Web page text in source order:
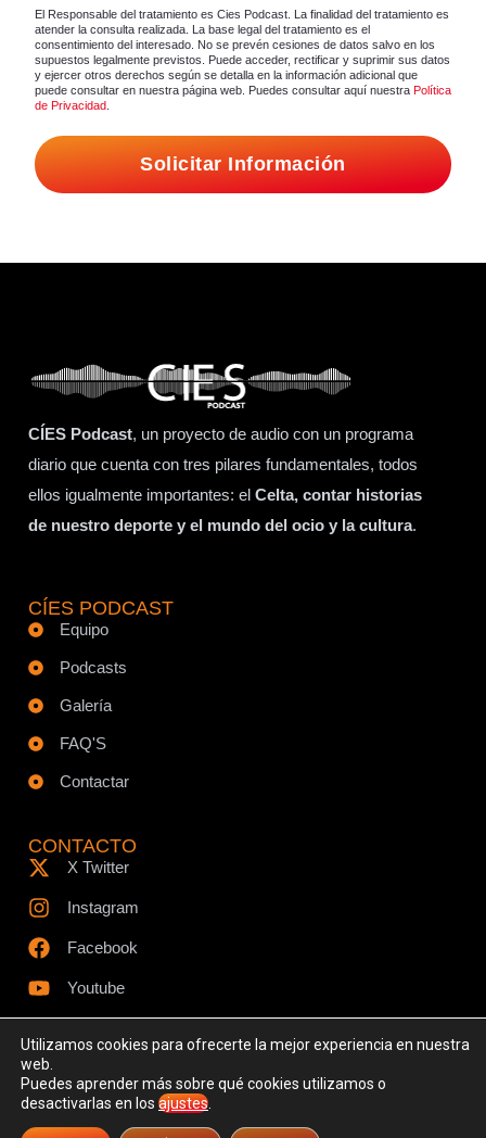
El Responsable del tratamiento es Cies Podcast. La finalidad del tratamiento es
atender la consulta realizada. La base legal del tratamiento es el
consentimiento del interesado. No se prevén cesiones de datos salvo en los
supuestos legalmente previstos. Puede acceder, rectificar y suprimir sus datos
y ejercer otros derechos según se detalla en la información adicional que
puede consultar en nuestra página web. Puedes consultar aquí nuestra Política
de Privacidad
Solicitar Información
CÍES Podcast, un proyecto de audio con un programa
diario que cuenta con tres pilares fundamentales, todos
ellos igualmente importantes: el Celta, contar historias
de nuestro deporte y el mundo del ocio y la cultura.
CÍES PODCAST
Equipo
Podcasts
Galería
FAQ'S
Contactar
CONTACTO
X Twitter
Instagram
Facebook
Youtube
© Todos los derechos reservados - www.ciespodcast.es
Utilizamos cookies para ofrecerte la mejor experiencia en nuestra
web.
Puedes aprender más sobre qué cookies utilizamos o
desactivarlas en los ajustes